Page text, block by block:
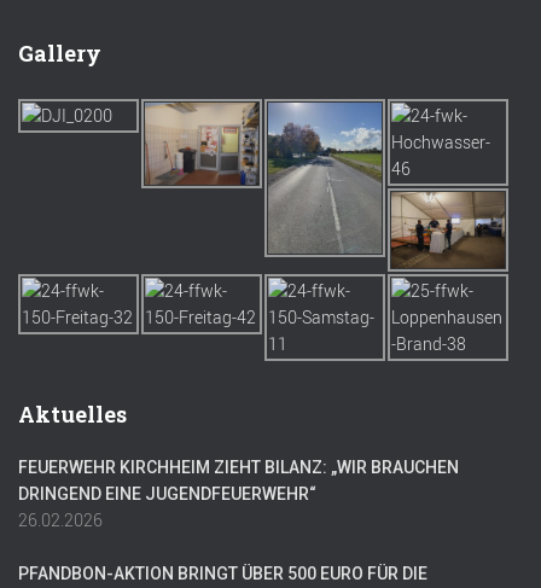
Gallery
Aktuelles
FEUERWEHR KIRCHHEIM ZIEHT BILANZ: „WIR BRAUCHEN
DRINGEND EINE JUGENDFEUERWEHR“
26.02.2026
PFANDBON-AKTION BRINGT ÜBER 500 EURO FÜR DIE